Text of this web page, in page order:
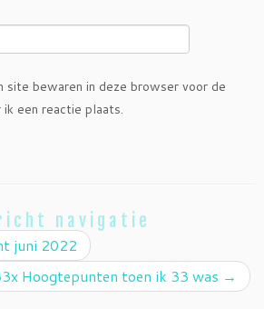
site bewaren in deze browser voor de
een reactie plaats.
navigatie
juni 2022
Hoogtepunten toen ik 33 was →